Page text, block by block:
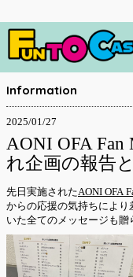
Information
2025/01/27
AONI OFA Fan
れ企画の報告
先日実施されたAONI OFA
からの応援の気持ちによ
いた全てのメッセージも贈